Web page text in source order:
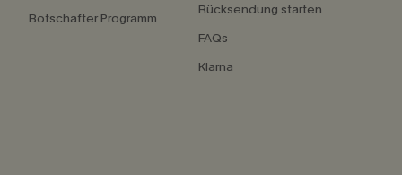
Botschafter Programm
Rücksendung starten
FAQs
Klarna